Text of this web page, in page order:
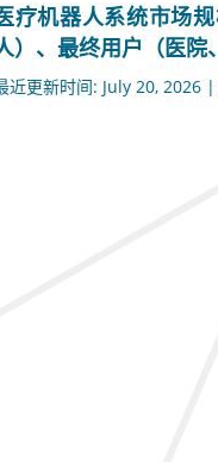
疗机器人系统市场
）、最终用户（医院
近更新时间: July 20, 2026